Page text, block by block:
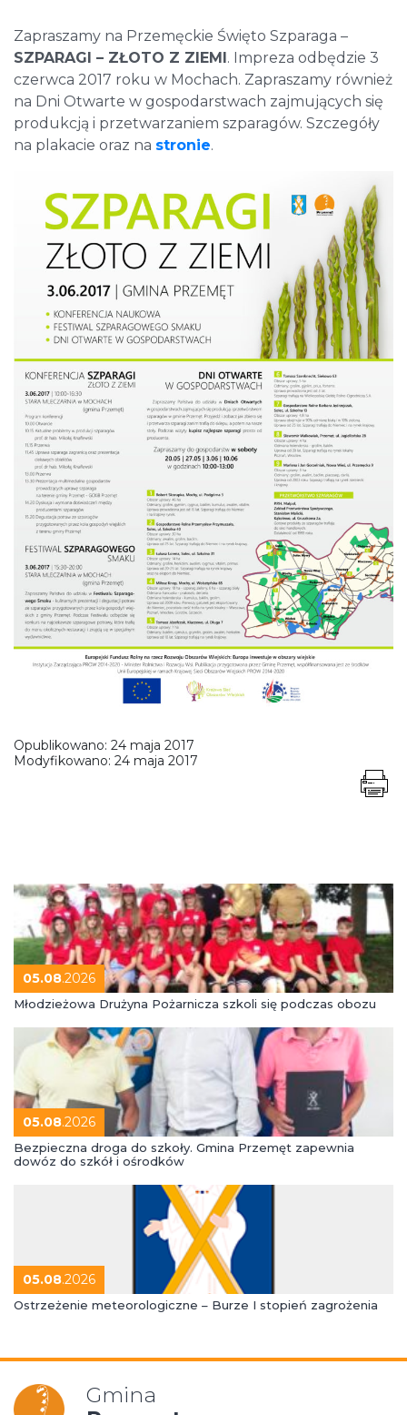
Zapraszamy na Przemęckie Święto Szparaga –
SZPARAGI – ZŁOTO Z ZIEMI. Impreza odbędzie 3
czerwca 2017 roku w Mochach. Zapraszamy również
na Dni Otwarte w gospodarstwach zajmujących się
produkcją i przetwarzaniem szparagów. Szczegóły
na plakacie oraz na stronie.
Opublikowano: 24 maja 2017
Modyfikowano: 24 maja 2017
05.08.2026
Młodzieżowa Drużyna Pożarnicza szkoli się podczas obozu
05.08.2026
Bezpieczna droga do szkoły. Gmina Przemęt zapewnia
dowóz do szkół i ośrodków
05.08.2026
Ostrzeżenie meteorologiczne – Burze I stopień zagrożenia
Gmina